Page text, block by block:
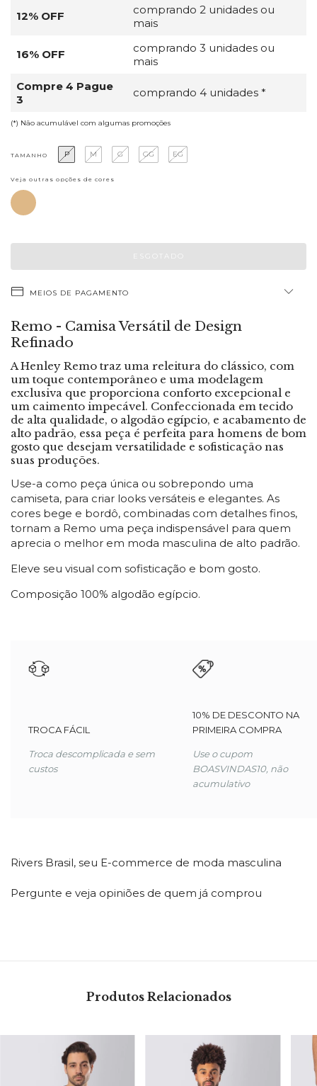
12% OFF
comprando 2 unidades ou
mais
16% OFF
comprando 3 unidades ou
mais
Compre 4 Pague
3
comprando 4 unidades *
(*) Não acumulável com algumas promoções
TAMANHO P M G GG EG
Veja outras opções de cores
MEIOS DE PAGAMENTO
Remo - Camisa Versátil de Design
Refinado
A Henley Remo traz uma releitura do clássico, com
um toque contemporâneo e uma modelagem
exclusiva que proporciona conforto excepcional e
um caimento impecável. Confeccionada em tecido
de alta qualidade, o algodão egípcio, e acabamento de
alto padrão, essa peça é perfeita para homens de bom
gosto que desejam versatilidade e sofisticação nas
suas produções.
Use-a como peça única ou sobrepondo uma
camiseta, para criar looks versáteis e elegantes. As
cores bege e bordô, combinadas com detalhes finos,
tornam a Remo uma peça indispensável para quem
aprecia o melhor em moda masculina de alto padrão.
Eleve seu visual com sofisticação e bom gosto.
Composição 100% algodão egípcio.
TROCA FÁCIL
Troca descomplicada e sem
custos
10% DE DESCONTO NA
PRIMEIRA COMPRA
Use o cupom
BOASVINDAS10, não
acumulativo
Rivers Brasil, seu E-commerce de moda masculina
Pergunte e veja opiniões de quem já comprou
Produtos Relacionados